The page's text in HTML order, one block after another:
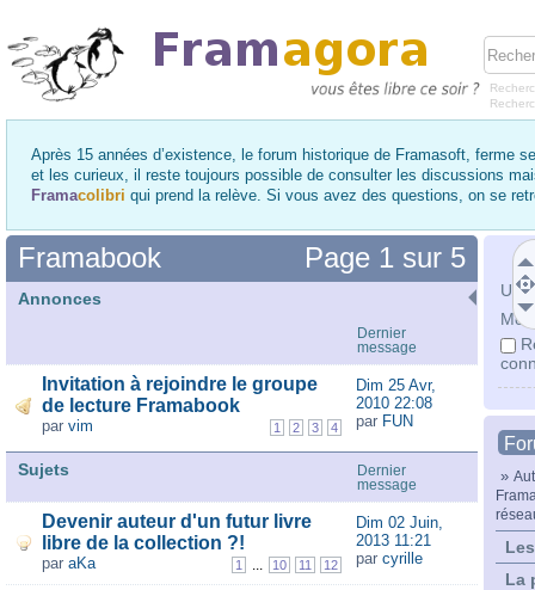
Après 15 années d’existence, le forum historique de Framasoft, ferme
et les curieux, il reste toujours possible de consulter les discussions
Framacolibri qui prend la relève. Si vous avez des questions, on se
Mot
»
La
Page 1 sur 5
Framabook
Annonces
Dernier
message
Invitation à rejoindre le groupe
de lecture Framabook
1 2 3 4
par vim
Dim 25 Avr,
2010 22:08
par FUN
Sujets
Dernier
message
Devenir auteur d'un futur livre
libre de la collection ?!
1 ... 10 11 12
par aKa
Dim 02 Juin,
2013 11:21
par cyrille